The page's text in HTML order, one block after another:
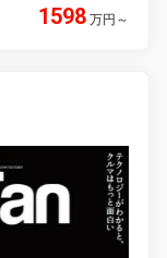
1598 万円 ～